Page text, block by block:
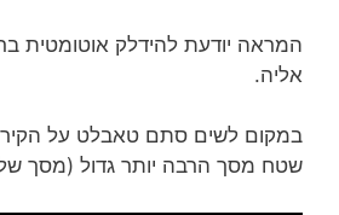
המראה יודעת להידלק אוטומטית
אליה.
במקום לשים סתם טאבלט על
שטח מסך הרבה יותר גדול (מסך של 15